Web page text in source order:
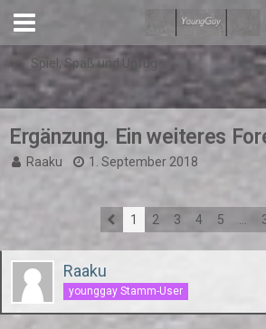
Spiel, Spaß und Unfug
Ergänzung. Ein weiteres
Raaku 1. September 2018
1 2 3 4 5
Raaku
younggay Stamm-User